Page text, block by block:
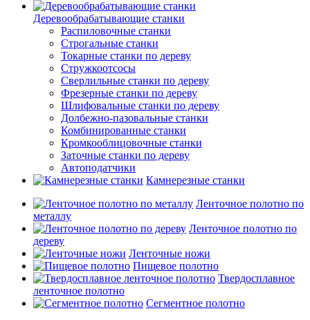
Деревообрабатывающие станки
Распиловочные станки
Строгальные станки
Токарные станки по дереву
Стружкоотсосы
Сверлильные станки по дереву
Фрезерные станки по дереву
Шлифовальные станки по дереву
Долбежно-пазовальные станки
Комбинированные станки
Кромкооблицовочные станки
Заточные станки по дереву
Автоподатчики
Камнерезные станки
Ленточное полотно по
металлу
Ленточное полотно по
дереву
Ленточные ножи
Пищевое полотно
Твердосплавное
ленточное полотно
Сегментное полотно